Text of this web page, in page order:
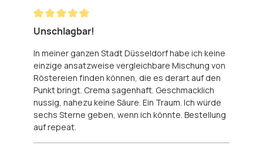
Bewertung mit 5 von 5 Sternen
Unschlagbar!
In meiner ganzen Stadt Düsseldorf habe ich keine
einzige ansatzweise vergleichbare Mischung von
Röstereien finden können, die es derart auf den
Punkt bringt. Crema sagenhaft. Geschmacklich
nussig, nahezu keine Säure. Ein Traum. Ich würde
sechs Sterne geben, wenn ich könnte. Bestellung
auf repeat.